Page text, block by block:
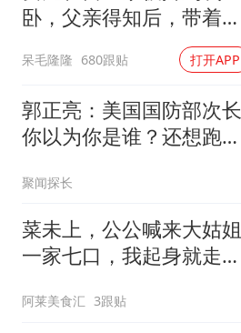
卧，父亲得知后，带着中
呆毛隆隆 680跟贴 打开APP
郭正亮：美国国防部次长
你以为你是谁？还想跑中
聚闻探长
菜未上，公公喊来大姑姐
一家七口，我起身就走，
阿莱美食汇 3跟贴